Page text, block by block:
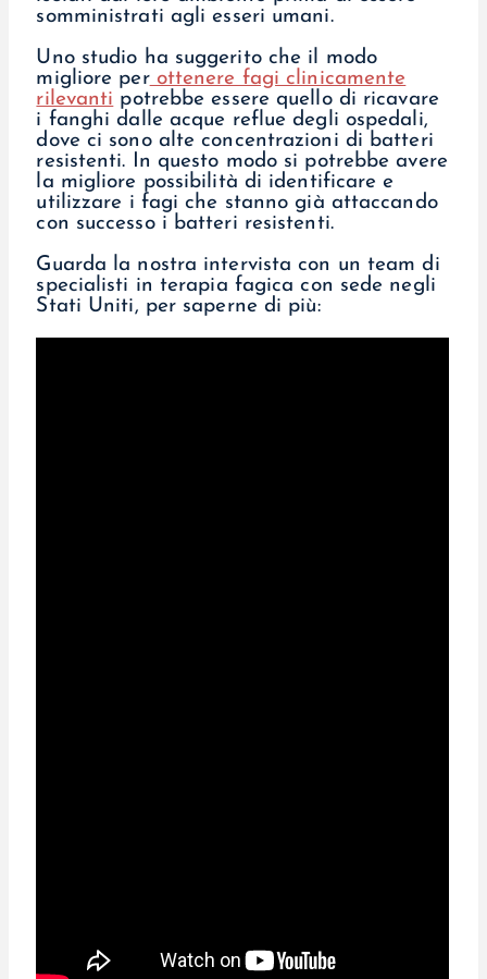
somministrati agli esseri umani.
Uno studio ha suggerito che il modo
migliore perottenere fagi clinicamente
rilevanti potrebbe essere quello di ricavare
i fanghi dalle acque reflue degli ospedali,
dove ci sono alte concentrazioni di batteri
resistenti. In questo modo si potrebbe avere
la migliore possibilità di identificare e
utilizzare i fagi che stanno già attaccando
con successo i batteri resistenti.
Guarda la nostra intervista con un team di
specialisti in terapia fagica con sede negli
Stati Uniti, per saperne di più: